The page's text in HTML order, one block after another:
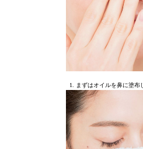
1. まずはオイルを鼻に塗布